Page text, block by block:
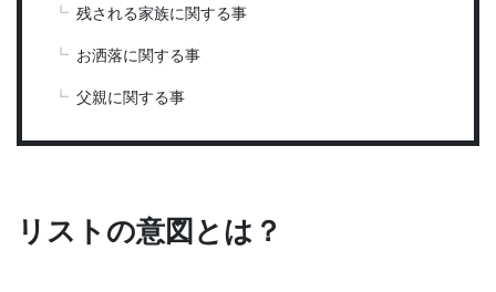
残される家族に関する事
お洒落に関する事
父親に関する事
リストの意図とは？